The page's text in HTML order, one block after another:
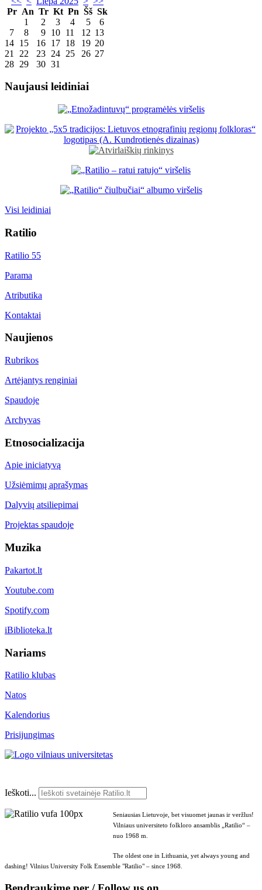
Pr An Tr Kt Pn Šš Sk
1
2 3 4 5
6
7
8 9 10 11 12 13
14 15 16 17 18 19 20
21
22 23 24 25 26 27
28 29 30 31
Naujausi leidiniai
Visi leidiniai
Ratilio
Ratilio 55
Parama
Atributika
Kontaktai
Naujienos
Rubrikos
Artėjantys renginiai
Spaudoje
Archyvas
Etnosocializacija
Apie iniciatyvą
Užsiėmimų aprašymas
Dalyvių atsiliepimai
Projektas spaudoje
Muzika
Pakartot.lt
Youtube.com
Spotify.com
iBiblioteka.lt
Nariams
Ratilio klubas
Natos
Kalendorius
Prisijungimas
Ieškoti...
Seniausias Lietuvoje, bet visuomet jaunas ir veržlus!
Vilniaus universiteto folkloro ansamblis „Ratilio“ –
nuo 1968 m.
The oldest one in Lithuania, yet always young and
dashing! Vilnius University Folk Ensemble "Ratilio" – since 1968.